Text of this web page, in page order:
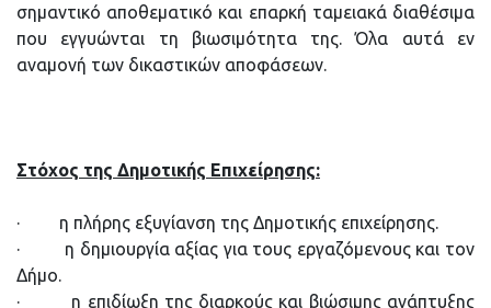
σημαντικό αποθεματικό και επαρκή ταμειακά διαθέσιμα
που εγγυώνται τη βιωσιμότητα της. Όλα αυτά εν
αναμονή των δικαστικών αποφάσεων.
Στόχος της Δημοτικής Επιχείρησης:
· η πλήρης εξυγίανση της Δημοτικής επιχείρησης.
· η δημιουργία αξίας για τους εργαζόμενους και τον
Δήμο.
· η επιδίωξη της διαρκούς και βιώσιμης ανάπτυξης